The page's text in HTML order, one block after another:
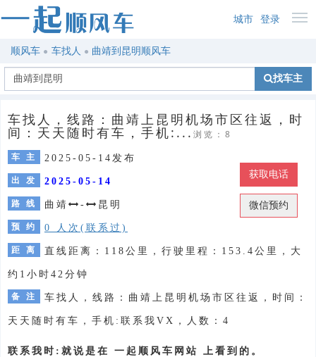
城市 登录
顺风车 车找人 曲靖到昆明顺风车
找车主
车找人，线路：曲靖上昆明机场市区往返，时
间：天天随时有车，手机:... 浏览：8
车 主 2025-05-14发布
出 发 2025-05-14
获取电话
微信预约
路 线 曲靖 - 昆明
预 约 0 人次(联系过)
距 离 直线距离：118公里，行驶里程：153.4公里，大
约1小时42分钟
备 注 车找人，线路：曲靖上昆明机场市区往返，时间：
天天随时有车，手机:联系我VX，人数：4
联系我时:就说是在 一起顺风车网站 上看到的。